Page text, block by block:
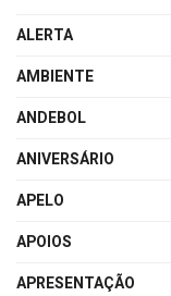
ALERTA
AMBIENTE
ANDEBOL
ANIVERSÁRIO
APELO
APOIOS
APRESENTAÇÃO